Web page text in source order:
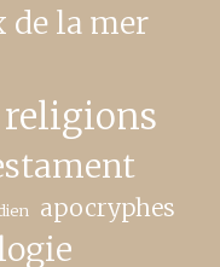
de la mer
religions
apocryphes